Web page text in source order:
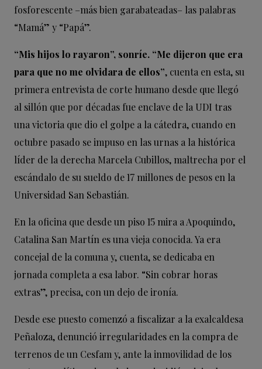
fosforescente –más bien garabateadas– las palabras
“Mamá” y “Papá”.
“Mis hijos lo rayaron”, sonríe. “Me dijeron que era
para que no me olvidara de ellos”, cuenta en esta, su
primera entrevista de corte humano desde que llegó
al sillón que por décadas fue enclave de la UDI tras
una victoria que dio el golpe a la cátedra, cuando en
octubre pasado se impuso en las urnas a la histórica
líder de la derecha Marcela Cubillos, maltrecha por el
escándalo de su sueldo de 17 millones de pesos en la
Universidad San Sebastián.
En la oficina que desde un piso 15 mira a Apoquindo,
Catalina San Martín es una vieja conocida. Ya era
concejal de la comuna y, cuenta, se dedicaba en
jornada completa a esa labor. “Sin cobrar horas
extras”, precisa, con un dejo de ironía.
Desde ese puesto comenzó a fiscalizar a la exalcaldesa
Peñaloza, denunció irregularidades en la compra de
terrenos de un Cesfam y, ante la inmovilidad de los